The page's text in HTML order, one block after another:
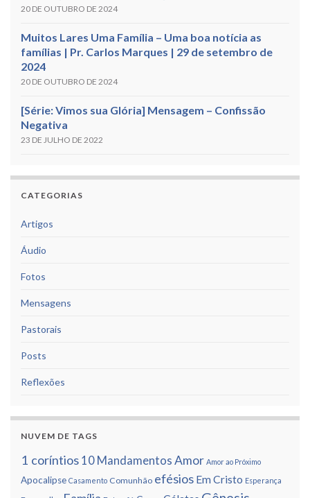
20 DE OUTUBRO DE 2024
Muitos Lares Uma Família – Uma boa notícia as
famílias | Pr. Carlos Marques | 29 de setembro de
2024
20 DE OUTUBRO DE 2024
[Série: Vimos sua Glória] Mensagem – Confissão
Negativa
23 DE JULHO DE 2022
CATEGORIAS
Artigos
Áudio
Fotos
Mensagens
Pastorais
Posts
Reflexões
NUVEM DE TAGS
1 corí­ntios 10 Mandamentos Amor Amor ao Próximo
Apocalipse Casamento Comunhão efésios Em Cristo Esperança